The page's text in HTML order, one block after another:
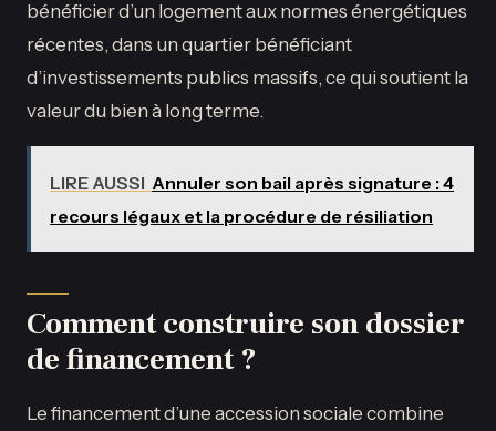
bénéficier d’un logement aux normes énergétiques
récentes, dans un quartier bénéficiant
d’investissements publics massifs, ce qui soutient la
valeur du bien à long terme.
LIRE AUSSI Annuler son bail après signature : 4
recours légaux et la procédure de résiliation
Comment construire son dossier
de financement ?
Le financement d’une accession sociale combine